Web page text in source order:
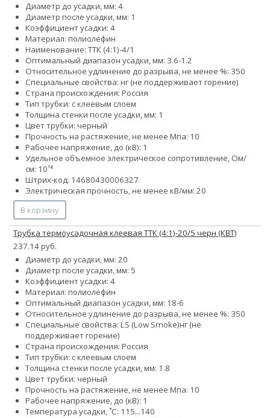
Диаметр до усадки, мм: 4
Диаметр после усадки, мм: 1
Коэффициент усадки: 4
Материал: полиолефин
Наименование: ТТК (4:1)-4/1
Оптимальный диапазон усадки, мм: 3.6-1.2
Относительное удлинение до разрыва, не менее %: 350
Специальные свойства: нг (не поддерживает горение)
Страна происхождения: Россия
Тип трубки: с клеевым слоем
Толщина стенки после усадки, мм: 1
Цвет трубки: черный
Прочность на растяжение, не менее Мпа: 10
Рабочее напряжение, до (кВ): 1
Удельное объемное электрическое сопротивление, Ом/
см: 10¹⁴
Штрих-код: 14680430006327
Электрическая прочность, не менее кВ/мм: 20
В корзину
Трубка термоусадочная клеевая ТТК (4:1)-20/5 черн (КВТ)
237.14 руб.
Диаметр до усадки, мм: 20
Диаметр после усадки, мм: 5
Коэффициент усадки: 4
Материал: полиолефин
Оптимальный диапазон усадки, мм: 18-6
Относительное удлинение до разрыва, не менее %: 350
Специальные свойства: LS (Low Smoke)нг (не
поддерживает горение)
Страна происхождения: Россия
Тип трубки: с клеевым слоем
Толщина стенки после усадки, мм: 1.8
Цвет трубки: черный
Прочность на растяжение, не менее Мпа: 10
Рабочее напряжение, до (кВ): 1
Температура усадки, ˚С: 115...140